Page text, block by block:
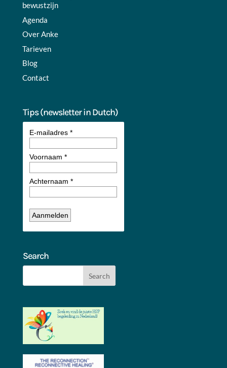
bewustzijn
Agenda
Over Anke
Tarieven
Blog
Contact
Tips (newsletter in Dutch)
Search